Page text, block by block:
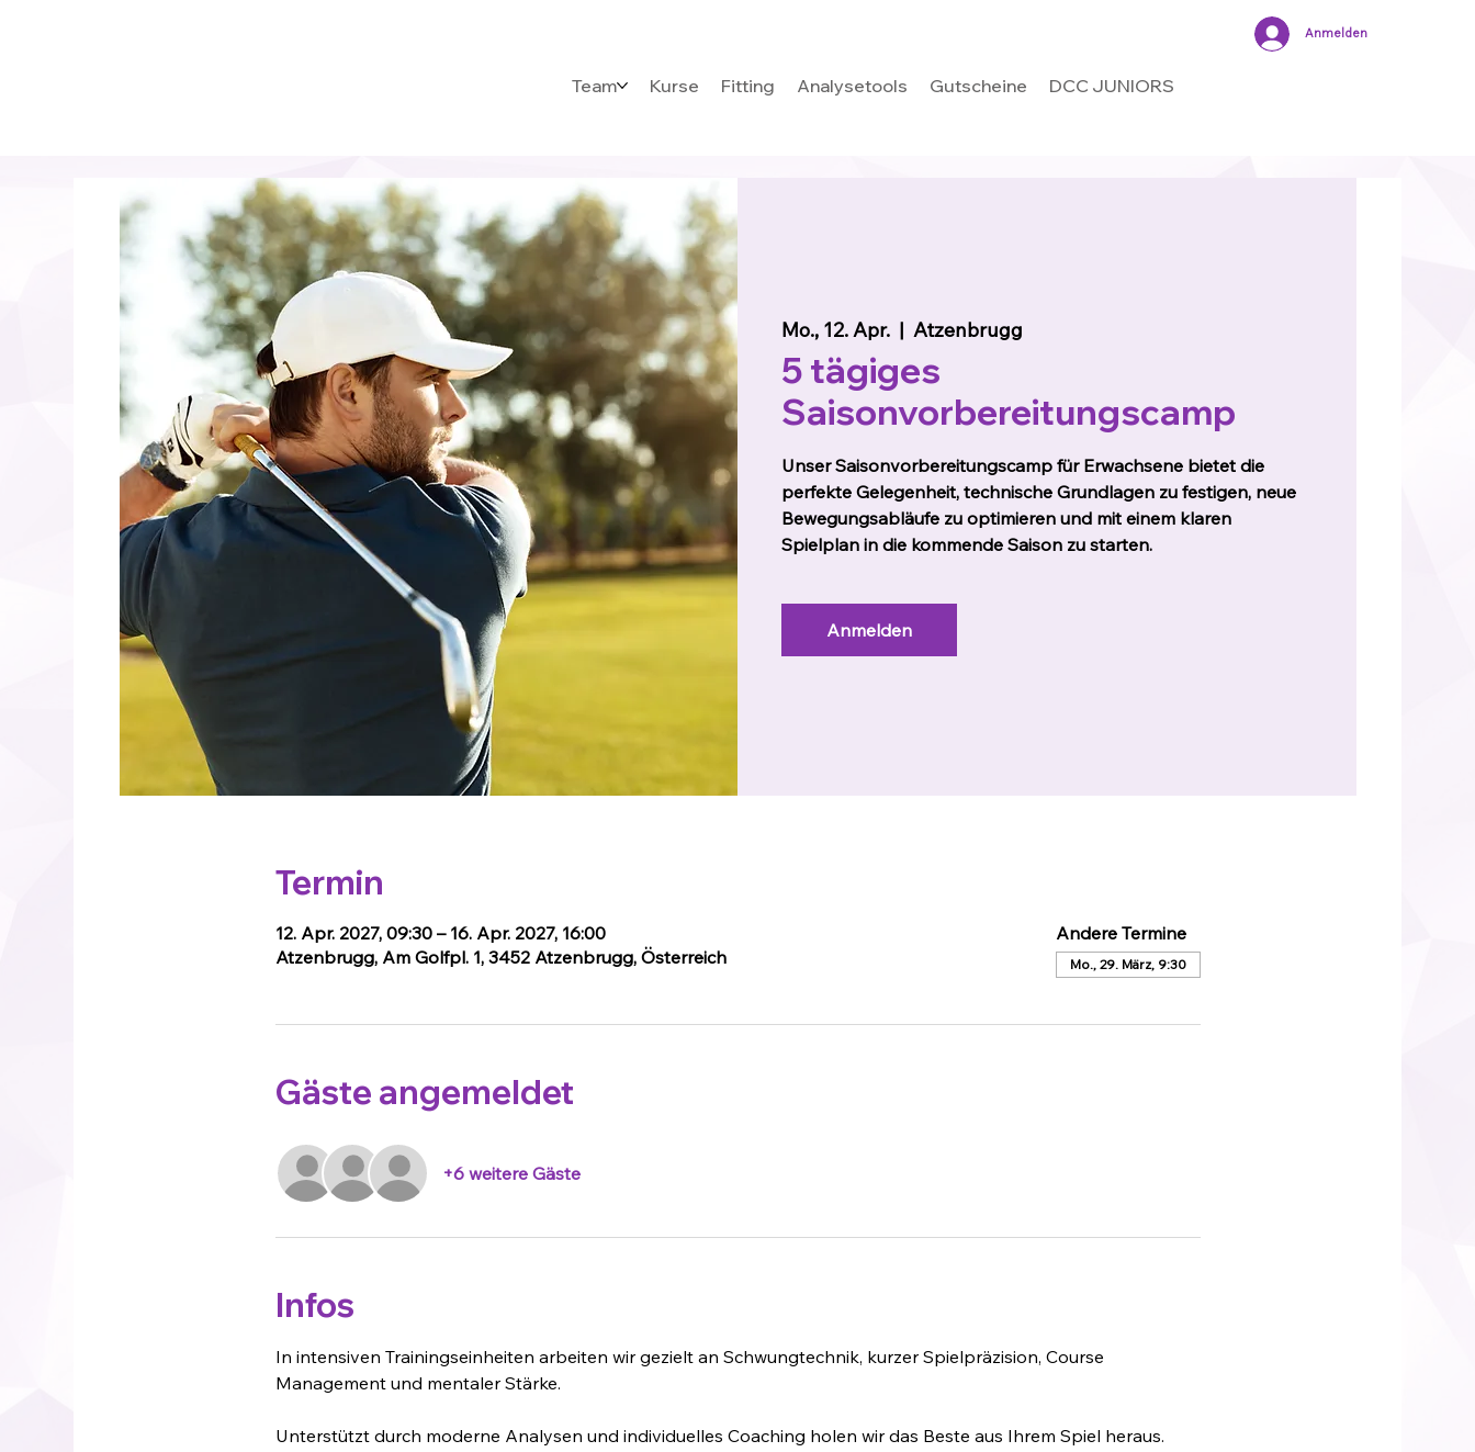
Team Kurse Fitting Analysetools Gutscheine DCC JUNIORS
Anmelden
Mo., 12. Apr.
  |
Atzenbrugg
5 tägiges
Saisonvorbereitungscamp
Unser Saisonvorbereitungscamp für Erwachsene bietet die
perfekte Gelegenheit, technische Grundlagen zu festigen, neue
Bewegungsabläufe zu optimieren und mit einem klaren
Spielplan in die kommende Saison zu starten.
Anmelden
Termin
12. Apr. 2027, 09:30 – 16. Apr. 2027, 16:00
Atzenbrugg, Am Golfpl. 1, 3452 Atzenbrugg, Österreich
Andere Termine
Mo., 29. März, 9:30
Gäste angemeldet
+6 weitere Gäste
Infos
In intensiven Trainingseinheiten arbeiten wir gezielt an Schwungtechnik, kurzer Spielpräzision, Course
Management und mentaler Stärke.
Unterstützt durch moderne Analysen und individuelles Coaching holen wir das Beste aus Ihrem Spiel heraus.